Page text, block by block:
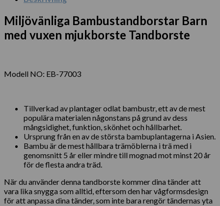
Miljövänliga Bambustandborstar Barn
med vuxen mjukborste Tandborste
Modell NO: EB-77003
Tillverkad av plantager odlat bambustr, ett av de mest
populära materialen någonstans på grund av dess
mångsidighet, funktion, skönhet och hållbarhet.
Ursprung från en av de största bambuplantagerna i Asien.
Bambu är de mest hållbara trämöblerna i trä med i
genomsnitt 5 år eller mindre till mognad mot minst 20 år
för de flesta andra träd.
När du använder denna tandborste kommer dina tänder att
vara lika snygga som alltid, eftersom den har vågformsdesign
för att anpassa dina tänder, som inte bara rengör tändernas yta